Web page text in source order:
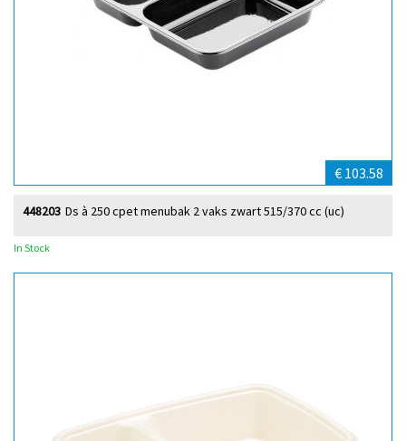
€ 103.58
Ds à 250 cpet menubak 2 vaks zwart 515/370 cc (uc)
448203
In Stock